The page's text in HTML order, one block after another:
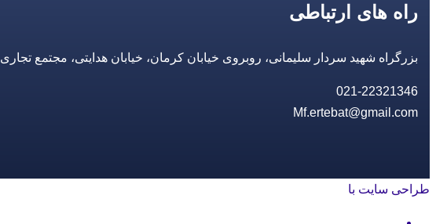
راه های ارتباطی
بزرگراه شهید سردار سلیمانی، روبروی خیابان کرمان، خیابان هدایتی، مجتمع تجاری 14 معصوم ، طبقه 3، واحد 3
021-22321346
Mf.ertebat@gmail.com
طراحی سایت با